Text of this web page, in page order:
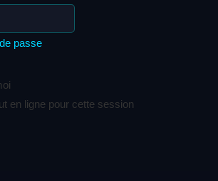
passe
en ligne pour cette session